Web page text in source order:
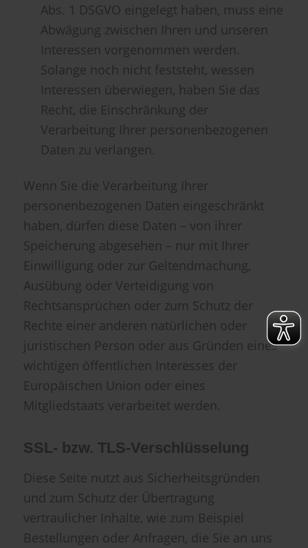
Abs. 1 DSGVO eingelegt haben, muss eine
Abwägung zwischen Ihren und unseren
Interessen vorgenommen werden.
Solange noch nicht feststeht, wessen
Interessen überwiegen, haben Sie das
Recht, die Einschränkung der
Verarbeitung Ihrer personenbezogenen
Daten zu verlangen.
Wenn Sie die Verarbeitung Ihrer
personenbezogenen Daten eingeschränkt
haben, dürfen diese Daten – von ihrer
Speicherung abgesehen – nur mit Ihrer
Einwilligung oder zur Geltendmachung,
Ausübung oder Verteidigung von
Rechtsansprüchen oder zum Schutz der
Rechte einer anderen natürlichen oder
juristischen Person oder aus Gründen eines
wichtigen öffentlichen Interesses der
Europäischen Union oder eines
Mitgliedstaats verarbeitet werden.
SSL- bzw. TLS-Verschlüsselung
Diese Seite nutzt aus Sicherheitsgründen
und zum Schutz der Übertragung
vertraulicher Inhalte, wie zum Beispiel
Bestellungen oder Anfragen, die Sie an uns